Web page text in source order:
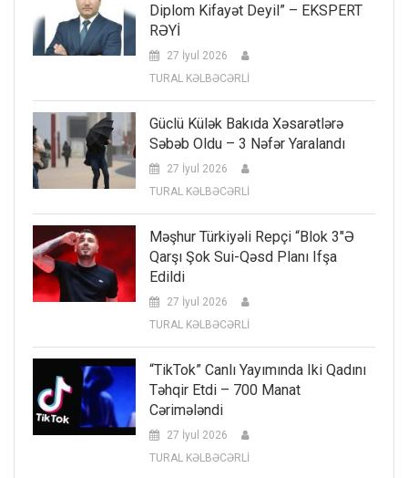
Diplom Kifayət Deyil” – EKSPERT
RƏYİ
27 İyul 2026
TURAL KƏLBƏCƏRLİ
Güclü Külək Bakıda Xəsarətlərə
Səbəb Oldu – 3 Nəfər Yaralandı
27 İyul 2026
TURAL KƏLBƏCƏRLİ
Məşhur Türkiyəli Repçi “Blok 3″ə
Qarşı Şok Sui-Qəsd Planı Ifşa
Edildi
27 İyul 2026
TURAL KƏLBƏCƏRLİ
“TikTok” Canlı Yayımında Iki Qadını
Təhqir Etdi – 700 Manat
Cərimələndi
27 İyul 2026
TURAL KƏLBƏCƏRLİ